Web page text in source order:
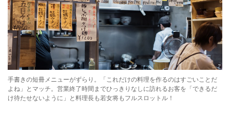
手書きの短冊メニューがずらり。「これだけの料理を作るのはすごいことだ
よね」とマッチ。営業終了時間までひっきりなしに訪れるお客を「できるだ
け待たせないように」と料理長も若女将もフルスロットル！